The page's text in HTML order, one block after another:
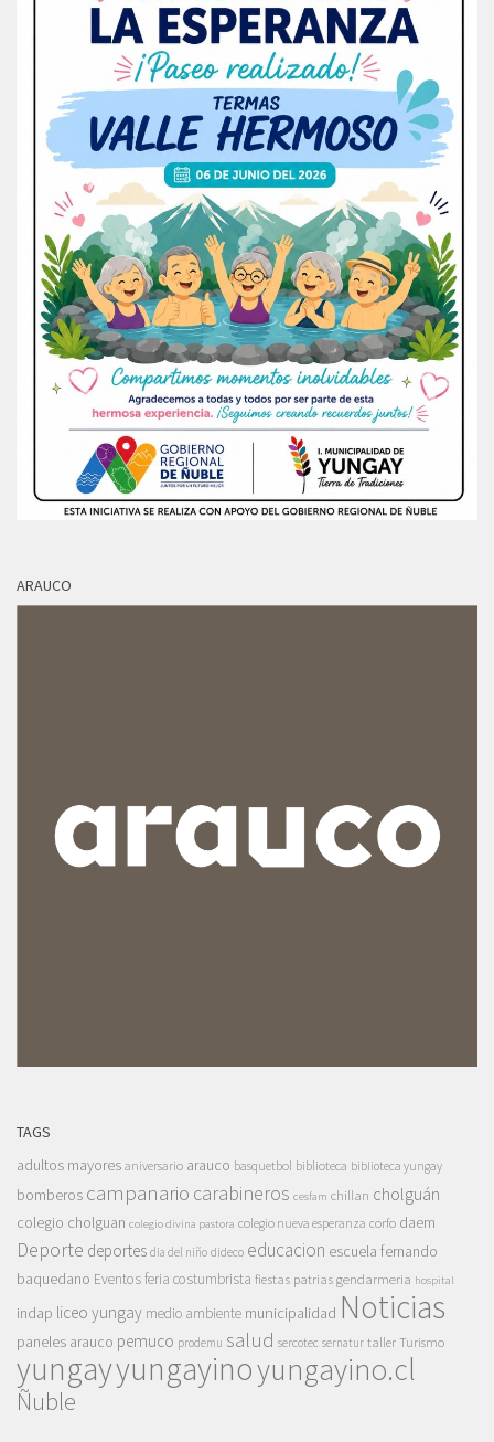
ARAUCO
TAGS
adultos mayores aniversario arauco basquetbol biblioteca biblioteca yungay
bomberos campanario carabineros cesfam chillan cholguán
colegio cholguan colegio divina pastora colegio nueva esperanza corfo daem
Deporte deportes dia del niño dideco educacion escuela fernando
baquedano Eventosferia costumbrista fiestas patrias gendarmeria hospital
indap liceo yungay medio ambiente municipalidad Noticias
paneles arauco pemuco prodemu salud sercotec sernatur taller Turismo
yungayyungayinoyungayino.cl
Ñuble